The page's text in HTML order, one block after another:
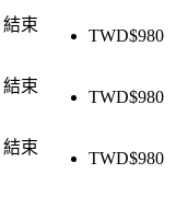
結束
TWD$980
結束
TWD$980
結束
TWD$980